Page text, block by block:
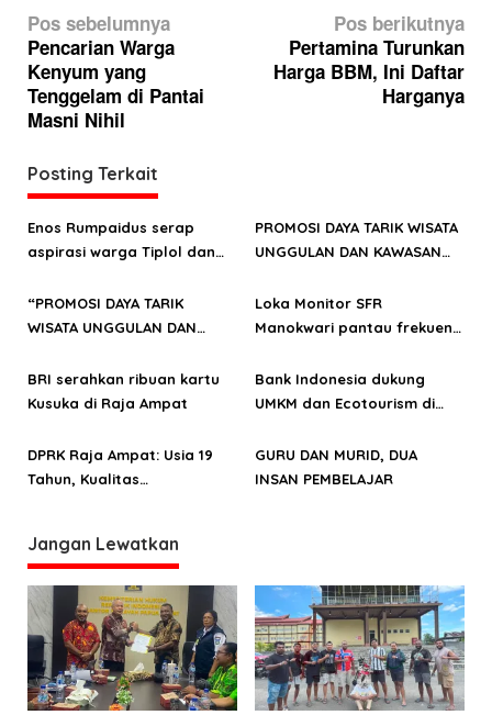
N
a
v
i
a
s
i
o
s
Pos sebelumnya
Pencarian Warga
Kenyum yang
Tenggelam di Pantai
Masni Nihil
Pos berikutnya
Pertamina Turunkan
Harga BBM, Ini Daftar
Harganya
Posting Terkait
Enos Rumpaidus serap
aspirasi warga Tiplol dan
PROMOSI DAYA TARIK WISATA
UNGGULAN DAN KAWASAN
PROVINSI DI RAJA AMPAT
DAN KSPN TELUK
“PROMOSI DAYA TARIK
WISATA UNGGULAN DAN
PARIWISATA PROVINSI DI
RAJA AMPAT DAN TELUK
Loka Monitor SFR
Manokwari pantau frekuensi
BRI serahkan ribuan kartu
Kusuka di Raja Ampat
Bank Indonesia dukung
UMKM dan Ecotourism di
DPRK Raja Ampat: Usia 19
Tahun, Kualitas
mesti jadi prirotas
GURU DAN MURID, DUA
INSAN PEMBELAJAR
Jangan Lewatkan